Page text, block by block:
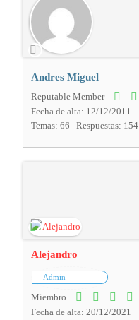
Andres Miguel
Reputable Member
Fecha de alta: 12/12/2011
Temas: 66
Respuestas: 154
Alejandro
Admin
Miembro
Fecha de alta: 20/12/2021